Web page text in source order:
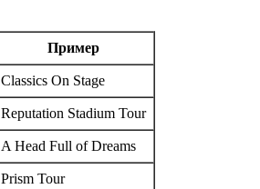
Пример
Classics On Stage
Reputation Stadium Tour
A Head Full of Dreams
Prism Tour